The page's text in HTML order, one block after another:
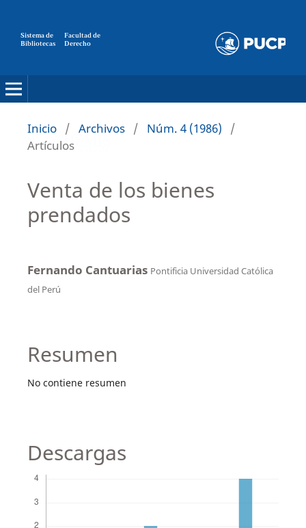
Sistema de
Bibliotecas
Facultad de
Derecho
Inicio / Archivos / Núm. 4 (1986)
/
Artículos
Venta de los bienes
prendados
Fernando Cantuarias Pontificia Universidad Católica
del Perú
Resumen
No contiene resumen
Descargas